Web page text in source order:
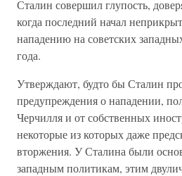
Сталин совершил глупость,
когда последний начал
нападению на советских
года.
Утверждают, будто бы Сталин
предупреждения о нападении,
Черчилля и от собственных
некоторые из которых даже
вторжения. У Сталина были
западным политикам, этим